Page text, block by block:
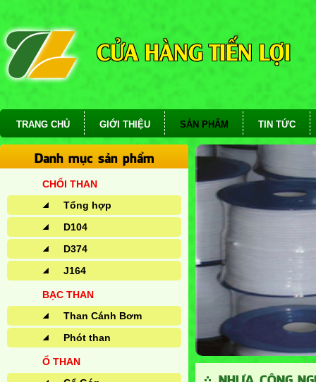
CỬA HÀNG TIẾN LỢI
TRANG CHỦ GIỚI THIỆU SẢN PHẨM TIN TỨC
Danh mục sản phẩm
CHỔI THAN
Tổng hợp
D104
D374
J164
BẠC THAN
Than Cánh Bơm
Phót than
Ổ THAN